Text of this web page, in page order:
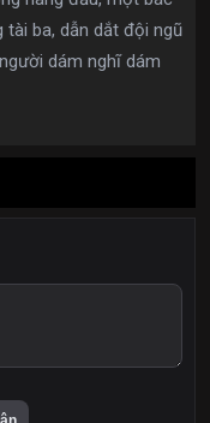
ba, dẫn dắt đội ngũ
dám nghĩ dám